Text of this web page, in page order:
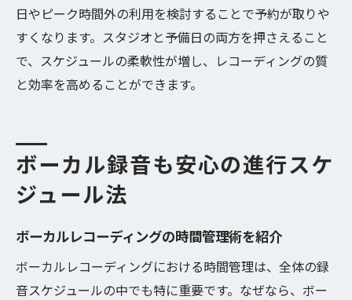
日やピーク時間外の利用を検討することで予約が取りや
すくなります。スタジオと予備日の両方を押さえること
で、スケジュールの柔軟性が増し、レコーディングの質
と効率を高めることができます。
ボーカル録音も安心の進行スケ
ジュール法
ボーカルレコーディングの時間管理術を紹介
ボーカルレコーディングにおける時間管理は、全体の録
音スケジュールの中でも特に重要です。なぜなら、ボー